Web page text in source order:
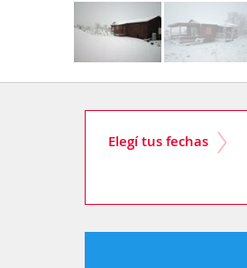
Elegí tus fechas